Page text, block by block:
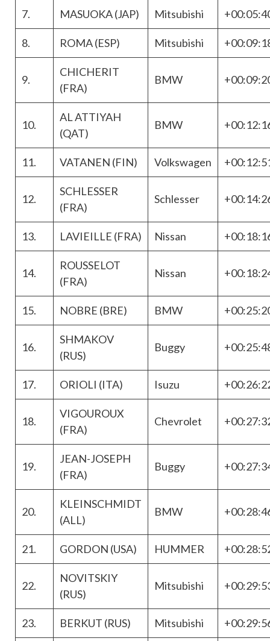
7. MASUOKA (JAP) Mitsubishi
8. ROMA (ESP) Mitsubishi
9.
CHICHERIT
(FRA)
BMW
10.
AL ATTIYAH
(QAT)
BMW
11. VATANEN (FIN) Volkswagen
12.
SCHLESSER
(FRA)
Schlesser
13. LAVIEILLE (FRA) Nissan
14.
ROUSSELOT
(FRA)
Nissan
15. NOBRE (BRE) BMW
16.
SHMAKOV
(RUS)
Buggy
17. ORIOLI (ITA) Isuzu
18.
VIGOUROUX
(FRA)
Chevrolet
19.
JEAN-JOSEPH
(FRA)
Buggy
20.
KLEINSCHMIDT
(ALL)
BMW
21. GORDON (USA) HUMMER
22.
NOVITSKIY
(RUS)
Mitsubishi
23. BERKUT (RUS) Mitsubishi